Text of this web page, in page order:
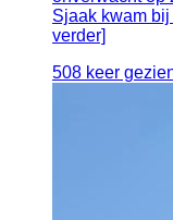
Sjaak kwam
verder]
508 keer